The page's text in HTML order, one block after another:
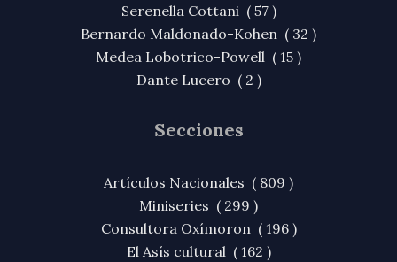
Serenella Cottani ( 57 )
Bernardo Maldonado-Kohen ( 32 )
Medea Lobotrico-Powell ( 15 )
Dante Lucero ( 2 )
Secciones
Artículos Nacionales ( 809 )
Miniseries ( 299 )
Consultora Oxímoron ( 196 )
El Asís cultural ( 162 )